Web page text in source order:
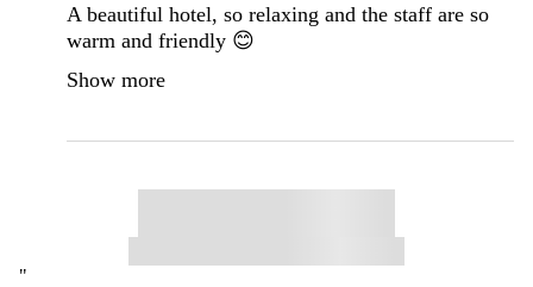
A beautiful hotel, so relaxing and the staff are so
warm and friendly 😊
Show more
"